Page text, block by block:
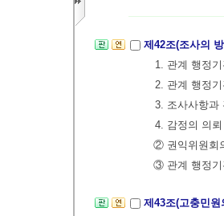
제42조(조사의
1. 관계 행정
2. 관계 행정
3. 조사사항과
4. 감정의 의뢰
② 권익위원회
③ 관계 행정기
제43조(고충민